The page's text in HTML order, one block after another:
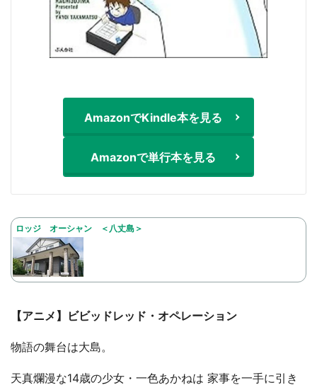
AmazonでKindle本を見る
Amazonで単行本を見る
ロッジ オーシャン ＜八丈島＞
【アニメ】ビビッドレッド・オペレーション
物語の舞台は大島。
天真爛漫な14歳の少女・一色あかねは 家事を一手に引き